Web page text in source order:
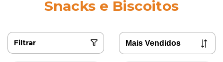
Snacks e Biscoitos
Filtrar